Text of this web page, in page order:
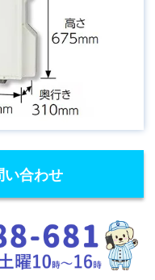
い合わせ